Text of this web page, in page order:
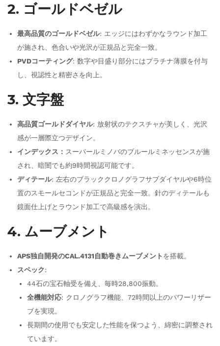
2. ゴールドベゼル
最高品質のゴールドベゼル: エッジにはわずかなラウンド加工
が施され、色合いや光沢が正規品と完全一致。
PVDコーティング: 数字や目盛り部分にはプラチナ薄膜を付与
し、視認性と精密さを向上。
3. 文字盤
高品質ゴールドダイヤル: 放射状のテクスチャが美しく、光沢
感が一層際立つデザイン。
インデックス： スーパールミノバのブルールミネッセンスが施
され、暗闇でも約9時間視認可能です。
ディテール: 左右のブラッククロノグラフサブダイヤルや6時位
置のスモールセコンドが正規品と完全一致。針のディテールも
鏡面仕上げとラウンド加工で高級感を演出。
4. ムーブメント
APS独自開発のCAL.4131自動巻きムーブメント を搭載。
スペック:
44石の宝石軸受を備え、毎時28,800振動。
全機能対応: クロノグラフ機能、72時間以上のパワーリザー
ブを実現。
長期間の使用でも安定した性能を保つよう、綿密に調整され
ています。